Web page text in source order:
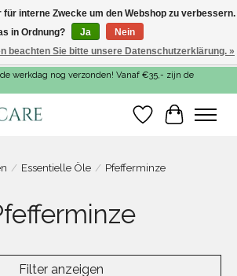
werkdag nog verzonden! Vanaf €35,- zijn de
Wunschzettel
Ihr
/ Essentielle Öle / Pfefferminze
Filter anzeigen
für interne Zwecke um den Webshop zu verbessern.
in Ordnung?
Ja
Nein
beachten Sie bitte unsere Datenschutzerklärung. »